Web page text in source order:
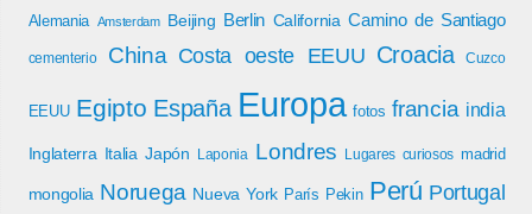
Alemania Amsterdam Beijing Berlin California Camino de Santiago
cementerio China Costa oeste EEUU Croacia Cuzco
EEUU Egipto España Europa fotos francia india
Inglaterra Italia Japón Laponia Londres Lugares curiosos madrid
mongolia Noruega Nueva York París Pekin Perú Portugal